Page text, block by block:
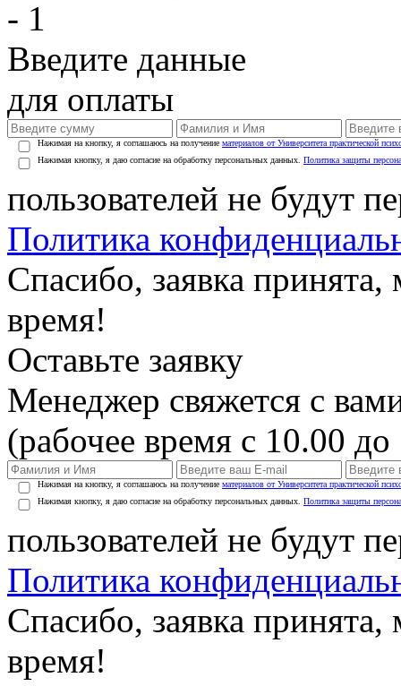
- 1
Введите данные
для оплаты
Нажимая на кнопку, я соглашаюсь на получение материалов от Университета практической
Нажимая кнопку, я даю согласие на обработку персональных данных. Политика защиты
пользователей не будут
Политика
Спасибо, заявка
время!
Оставьте заявку
Менеджер свяжется с
(рабочее время с 10.00
Нажимая на кнопку, я соглашаюсь на получение материалов от Университета практической
Нажимая кнопку, я даю согласие на обработку персональных данных. Политика защиты
пользователей не будут
Политика
Спасибо, заявка
время!